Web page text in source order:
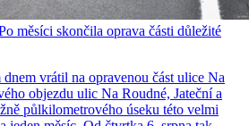
měsíci skončila oprava části důležité
vrátil na opravenou část ulice Na
objezdu ulic Na Roudné, Jateční a
půlkilometrového úseku této velmi